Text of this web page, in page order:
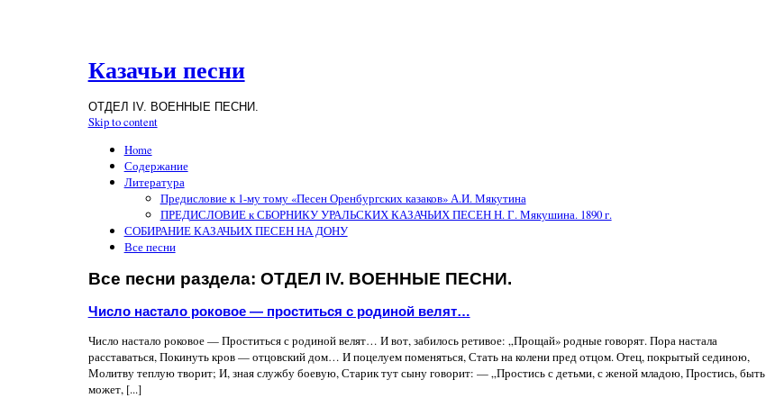
Казачьи песни
ОТДЕЛ IV. ВОЕННЫЕ ПЕСНИ.
Skip to content
Home
Содержание
Литература
Предисловие к 1-му тому «Песен Оренбургских казаков» А.И. Мякутина
ПРЕДИСЛОВИЕ к СБОРНИКУ УРАЛЬСКИХ КАЗАЧЬИХ ПЕСЕН Н. Г. Мякушина. 1890 г.
СОБИРАНИЕ КАЗАЧЬИХ ПЕСЕН НА ДОНУ
Все песни
Все песни раздела: ОТДЕЛ IV. ВОЕННЫЕ ПЕСНИ.
Число настало роковое — проститься с родиной велят…
Число настало роковое — Проститься с родиной велят… И вот, забилось ретивое: „Прощай» родные говорят. Пора настала
расставаться, Покинуть кров — отцовский дом… И поцелуем поменяться, Стать на колени пред отцом. Отец, покрытый сединою,
Молитву теплую творит; И, зная службу боевую, Старик тут сыну говорит: — „Простись с детьми, с женой младою, Простись, быть
может, [...]